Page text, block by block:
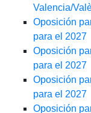
Valencia/
Oposición
para el 2027
Oposición
para el 2027
Oposición
para el 2027
Oposición